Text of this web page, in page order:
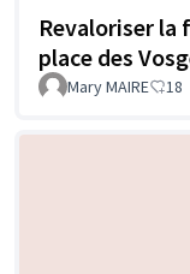
Revaloriser
place des
Mary MAIRE 18